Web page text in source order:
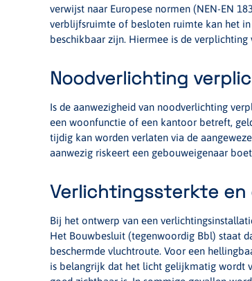
verwijst naar Europese normen (NEN-EN
verblijfsruimte of besloten ruimte kan het
beschikbaar zijn. Hiermee is de
Noodverlichting
Is de aanwezigheid van noodverlichting
een woonfunctie of een kantoor betreft,
tijdig kan worden verlaten via de
aanwezig riskeert een gebouweigenaar
Verlichtingssterkte
Bij het ontwerp van een
Het Bouwbesluit (tegenwoordig Bbl) staat
beschermde vluchtroute. Voor een
is belangrijk dat het licht gelijkmatig wordt